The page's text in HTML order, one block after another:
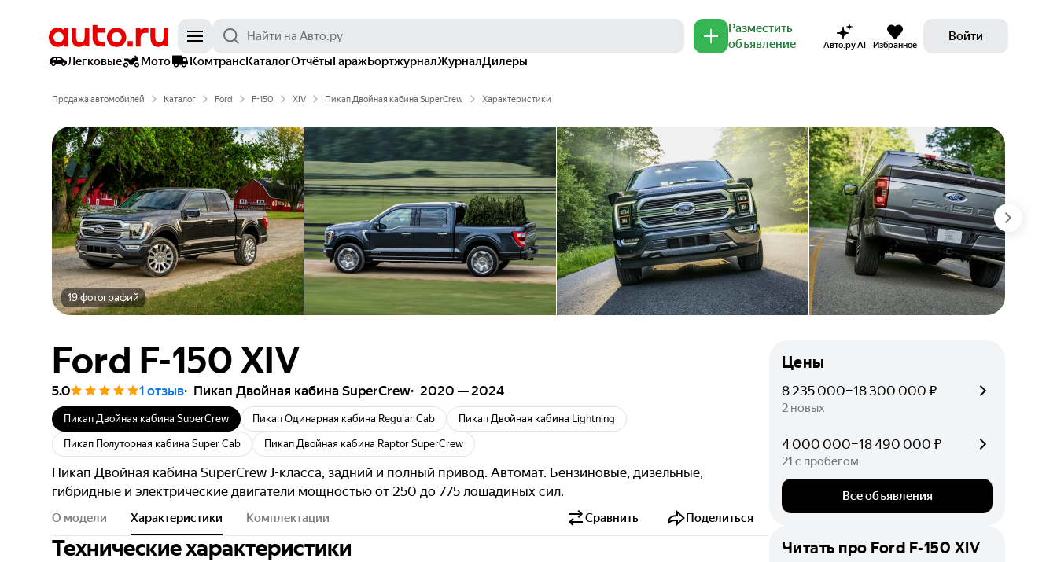
Разместить
объявление
Авто.ру AI Избранное
Войти
Легковые
Мото КомтрансКаталогОтчётыГаражБортжурналЖурналДилеры
Продажа автомобилей Каталог Ford F-150 XIV Пикап Двойная кабина SuperCrew Характеристики
19 фотографий
Ford F-150 XIV
5.0 1 отзыв Пикап Двойная кабина SuperCrew 2020 — 2024
Пикап Двойная кабина SuperCrew Пикап Одинарная кабина Regular Cab Пикап Двойная кабина Lightning
Пикап Полуторная кабина Super Cab Пикап Двойная кабина Raptor SuperCrew
Пикап Двойная кабина SuperCrew J-класса, задний и полный привод. Автомат. Бензиновые, дизельные,
гибридные и электрические двигатели мощностью от 250 до 775 лошадиных сил.
О модели Характеристики Комплектации Сравнить Поделиться
Технические характеристики
Цены
8 235 000–18 300 000 ₽
2 новых
4 000 000–18 490 000 ₽
21 с пробегом
Все объявления
Читать про Ford F-150 XIV